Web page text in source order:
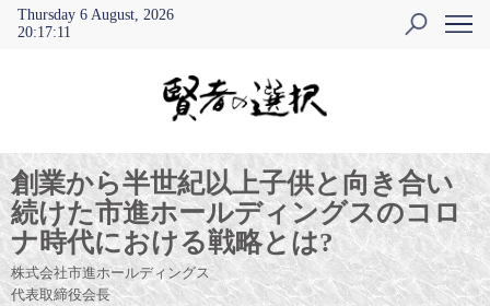
Thursday 6 August, 2026
20:17:11
創業から半世紀以上子供と向き合い
続けた市進ホールディングスのコロ
ナ時代における戦略とは?
株式会社市進ホールディングス
代表取締役会長